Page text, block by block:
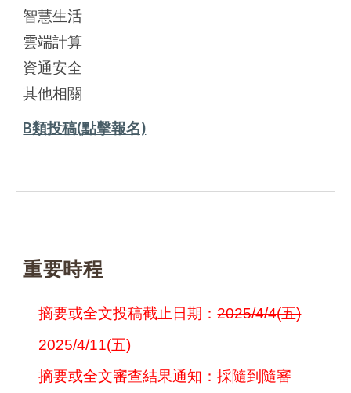
智慧生活
雲端計算
資通安全
其他相關
B類投稿(點擊報名)
重要時程
摘要或全文投稿截止日期：2025/4/4(五)
2025/4/11(五)
摘要或全文審查結果通知：採隨到隨審